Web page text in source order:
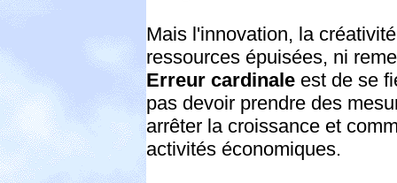
Mais l'innovation, la
ressources épuisées, ni
Erreur cardinale est de se
pas devoir prendre des
arrêter la croissance et
activités économiques.